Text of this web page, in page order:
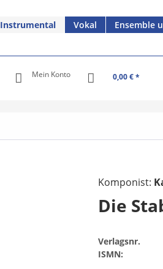
Instrumental Vokal Ensemble
Mein Konto 0,00 € *
Komponist:
Die
Verlagsnr.
ISMN: